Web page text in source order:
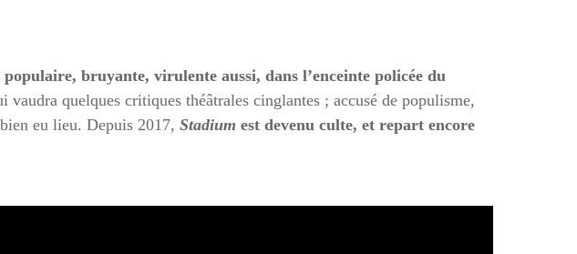
bruyante, virulente aussi, dans l’enceinte policée du
quelques critiques théâtrales cinglantes ; accusé de populisme,
eu lieu. Depuis 2017, Stadium est devenu culte, et repart encore